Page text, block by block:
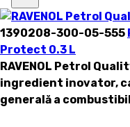
1390208-300-05-555
Protect 0.3 L
RAVENOL Petrol
ingredient inovator,
generală a